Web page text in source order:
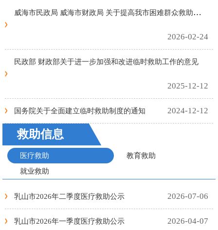
南
威海市民政局 威海市财政局 关于提高我市困难群众救助保障标准的通知
2026-02-24
民政部 财政部关于进一步加强和改进临时救助工作的意见
2025-12-12
国务院关于全面建立临时救助制度的通知 2024-12-12
救助信息
医疗救助
教育救助
就业救助
乳山市2026年二季度医疗救助公示 2026-07-06
乳山市2026年一季度医疗救助公示 2026-04-07